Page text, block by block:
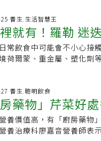
發霉也不會變皺。香菜特
碰。保存：香菜保鮮不易
摘除香菜爛葉的部分，再
2.取一乾淨鍋子裝滿過濾
放入保鮮盒中，再入冰箱
態加入料理，因此必須洗乾
上生香菜後，可能加速腐
氣味較強烈，加在料理中
婦聯盟生活消費合作社及
信嗎？。那，為什麼我會
人物。他創設的網站
東尼威廉天生具有與the
慈悲之神提供給他遠遠領
為醫療靈媒，他前所未有
和喜愛，其中包括電影明星
以及來自各行各業的無數其
治癒的方法。對於需要幫
資源。」從這段介紹就可
菜素可抑制α-葡萄糖苷酶
控制血糖的目的。除此之
助降低因高血糖促成的發
也具有抗β類澱粉沉積、
此不少研究認為，芹菜素
生活中民眾相當關注的「
亡、防範癌細胞轉移，並可
疫反應，提升身體對抗癌
、黑色素瘤、前列腺癌、
養生.生活智慧王
就有！羅勒 迷
常飲食中可能會不小心接
荷爾蒙、重金屬、塑化劑
化時請注意挑選藥草及香
感受。如今藥草師比較常用
之父希波克拉底（
些食材對身體益處多多，
藥草及食材。羅勒：緩解
養生.聰明飲食
物」芹菜好處多多 降血壓兼助
升免疫力！
養價值高，有「廚房藥物
養治療科廖嘉音營養師表